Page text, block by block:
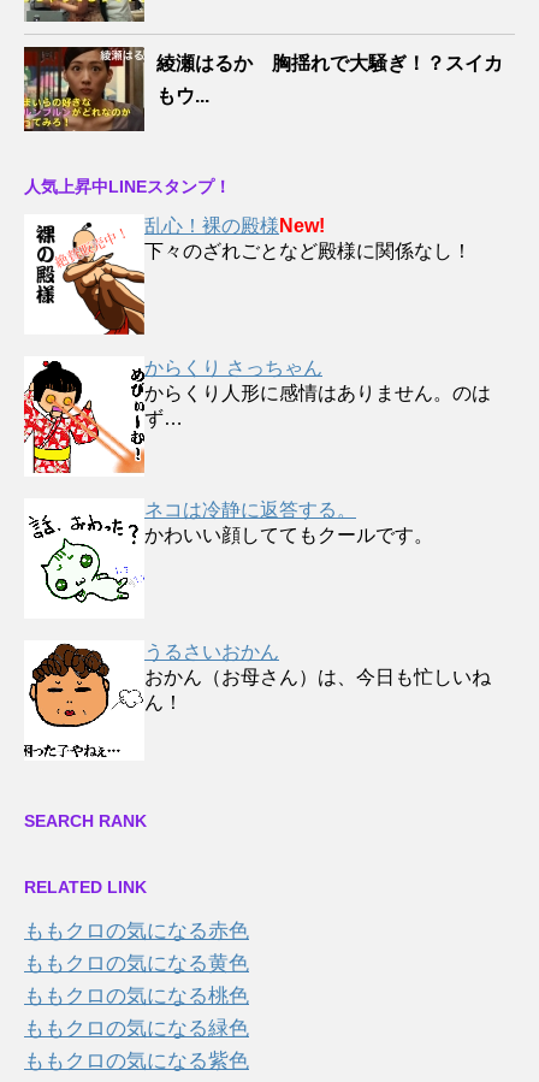
綾瀬はるか 胸揺れで大騒ぎ！？スイカ
もウ...
人気上昇中LINEスタンプ！
乱心！裸の殿様 New!
下々のざれごとなど殿様に関係なし！
からくり さっちゃん
からくり人形に感情はありません。のは
ず…
ネコは冷静に返答する。
かわいい顔しててもクールです。
うるさいおかん
おかん（お母さん）は、今日も忙しいね
ん！
SEARCH RANK
RELATED LINK
ももクロの気になる赤色
ももクロの気になる黄色
ももクロの気になる桃色
ももクロの気になる緑色
ももクロの気になる紫色